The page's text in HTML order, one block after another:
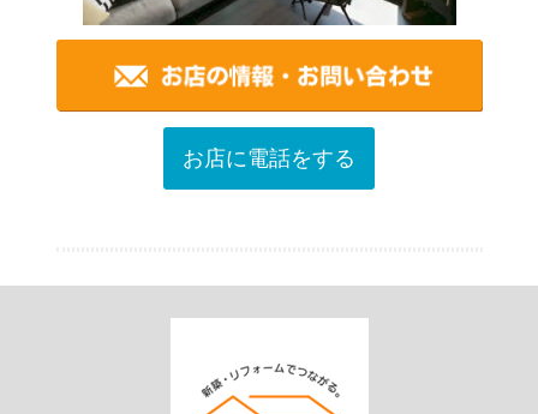
お店に電話をする